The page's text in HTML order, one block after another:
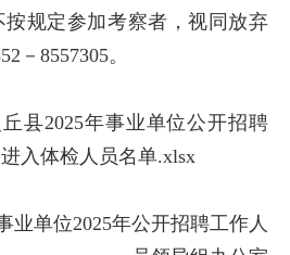
规定参加考察者，视同放弃
－8557305。
县2025年事业单位公开招聘
入体检人员名单.xlsx
业单位2025年公开招聘工作人